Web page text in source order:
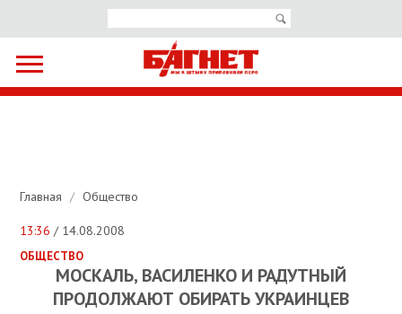
Главная / Общество
13:36 / 14.08.2008
ОБЩЕСТВО
МОСКАЛЬ, ВАСИЛЕНКО И РАДУТНЫЙ
ПРОДОЛЖАЮТ ОБИРАТЬ УКРАИНЦЕВ